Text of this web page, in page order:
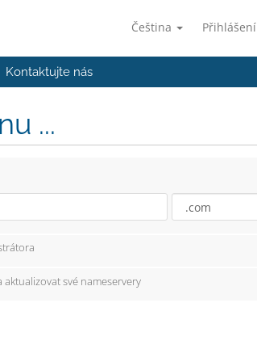
Čeština Přihlášení
Kontaktujte nás
...
své nameservery